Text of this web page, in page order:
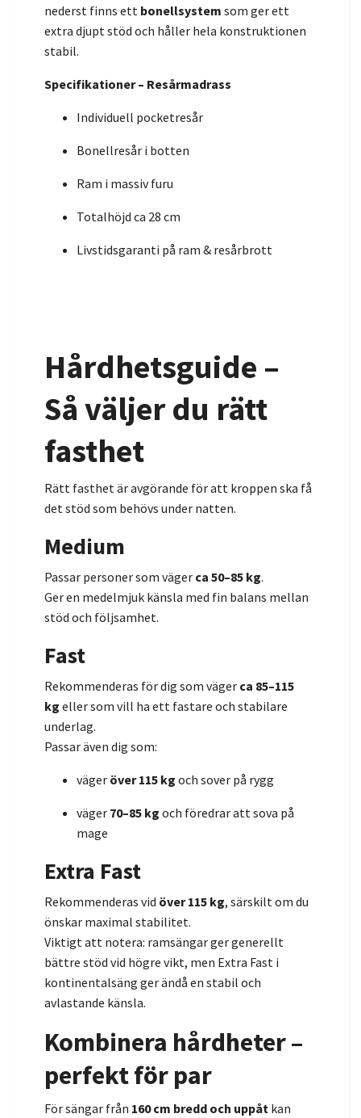
nederst finns ett bonellsystem som ger ett
extra djupt stöd och håller hela konstruktionen
stabil.
Specifikationer – Resårmadrass
Individuell pocketresår
Bonellresår i botten
Ram i massiv furu
Totalhöjd ca 28 cm
Livstidsgaranti på ram & resårbrott
Hårdhetsguide –
Så väljer du rätt
fasthet
Rätt fasthet är avgörande för att kroppen ska få
det stöd som behövs under natten.
Medium
Passar personer som väger ca 50–85 kg.
Ger en medelmjuk känsla med fin balans mellan
stöd och följsamhet.
Fast
Rekommenderas för dig som väger ca 85–115
kg eller som vill ha ett fastare och stabilare
underlag.
Passar även dig som:
väger över 115 kg och sover på rygg
väger 70–85 kg och föredrar att sova på
mage
Extra Fast
Rekommenderas vid över 115 kg, särskilt om du
önskar maximal stabilitet.
Viktigt att notera: ramsängar ger generellt
bättre stöd vid högre vikt, men Extra Fast i
kontinentalsäng ger ändå en stabil och
avlastande känsla.
Kombinera hårdheter –
perfekt för par
För sängar från 160 cm bredd och uppåt kan